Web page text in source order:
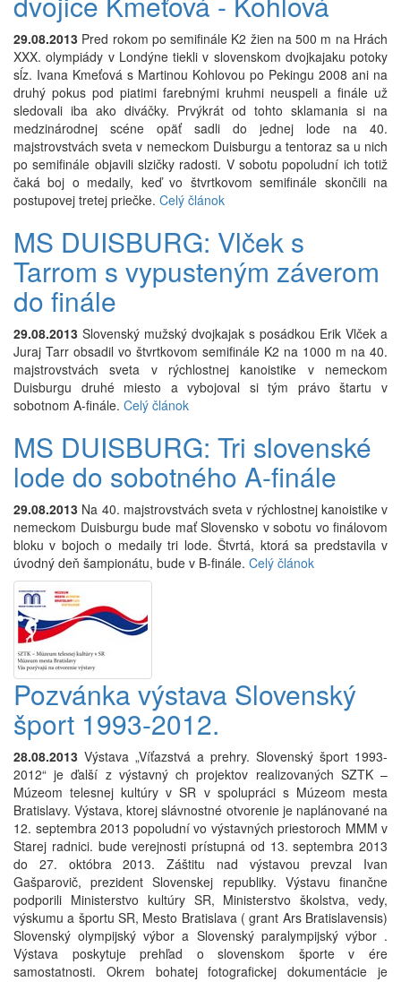
29.08.2013 Pred rokom po semifinále K2 žien na 500 m na Hrách
XXX. olympiády v Londýne tiekli v slovenskom dvojkajaku potoky
sĺz. Ivana Kmeťová s Martinou Kohlovou po Pekingu 2008 ani na
druhý pokus pod piatimi farebnými kruhmi neuspeli a finále už
sledovali iba ako diváčky. Prvýkrát od tohto sklamania si na
medzinárodnej scéne opäť sadli do jednej lode na 40.
majstrovstvách sveta v nemeckom Duisburgu a tentoraz sa u nich
po semifinále objavili slzičky radosti. V sobotu popoludní ich totiž
čaká boj o medaily, keď vo štvrtkovom semifinále skončili na
postupovej tretej priečke. Celý článok
MS DUISBURG: Vlček s
Tarrom s vypusteným záverom
do finále
29.08.2013 Slovenský mužský dvojkajak s posádkou Erik Vlček a
Juraj Tarr obsadil vo štvrtkovom semifinále K2 na 1000 m na 40.
majstrovstvách sveta v rýchlostnej kanoistike v nemeckom
Duisburgu druhé miesto a vybojoval si tým právo štartu v
sobotnom A-finále. Celý článok
MS DUISBURG: Tri slovenské
lode do sobotného A-finále
29.08.2013 Na 40. majstrovstvách sveta v rýchlostnej kanoistike v
nemeckom Duisburgu bude mať Slovensko v sobotu vo finálovom
bloku v bojoch o medaily tri lode. Štvrtá, ktorá sa predstavila v
úvodný deň šampionátu, bude v B-finále. Celý článok
Pozvánka výstava Slovenský
šport 1993-2012.
28.08.2013 Výstava „Víťazstvá a prehry. Slovenský šport 1993-
2012“ je ďalší z výstavný ch projektov realizovaných SZTK –
Múzeom telesnej kultúry v SR v spolupráci s Múzeom mesta
Bratislavy. Výstava, ktorej slávnostné otvorenie je naplánované na
12. septembra 2013 popoludní vo výstavných priestoroch MMM v
Starej radnici. bude verejnosti prístupná od 13. septembra 2013
do 27. októbra 2013. Záštitu nad výstavou prevzal Ivan
Gašparovič, prezident Slovenskej republiky. Výstavu finančne
podporili Ministerstvo kultúry SR, Ministerstvo školstva, vedy,
výskumu a športu SR, Mesto Bratislava ( grant Ars Bratislavensis)
Slovenský olympijský výbor a Slovenský paralympijský výbor .
Výstava poskytuje prehľad o slovenskom športe v ére
samostatnosti. Okrem bohatej fotografickej dokumentácie je